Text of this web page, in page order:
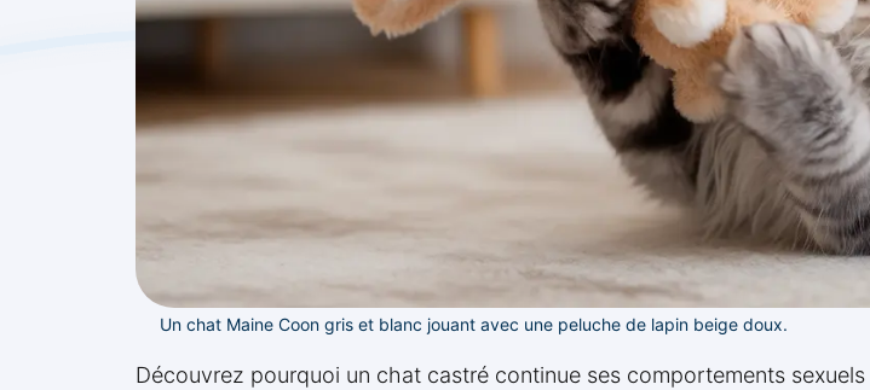
Un chat Maine Coon gris et blanc jouant avec une peluche de lapin beige doux.
Découvrez pourquoi un chat castré continue ses comportements